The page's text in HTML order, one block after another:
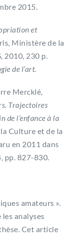
2015.
et
Ministère de la
2010, 230 p.
de l’art.
Mercklé,
Trajectoires
de l’enfance à la
Culture et de la
en 2011 dans
pp. 827-830.
amateurs ».
analyses
Cet article